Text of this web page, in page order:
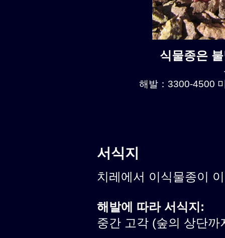
식물종은
해발：3300-4500
서식지
치레에서 이식물종이
해발에 따라 서식지:
중간 고각 (숲의 상단까